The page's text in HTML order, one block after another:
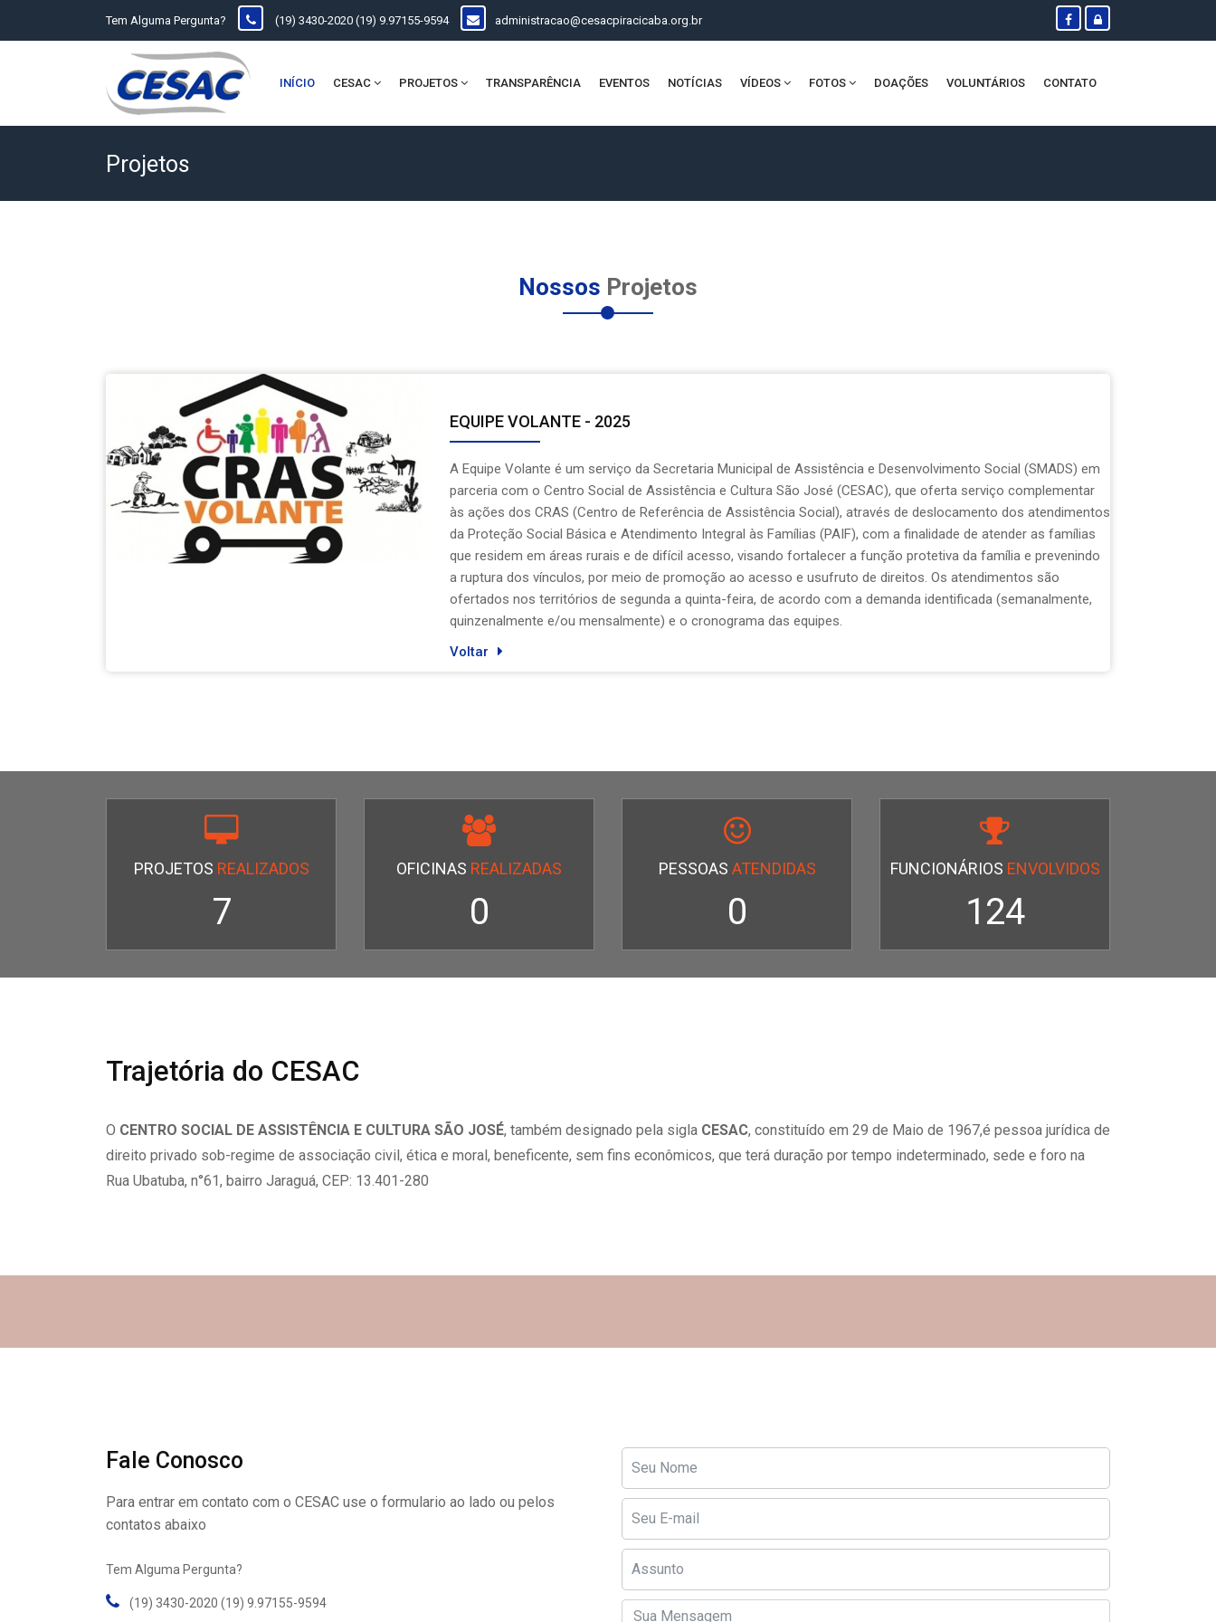
Tem Alguma Pergunta? (19) 3430-2020 (19) 9.97155-9594 administracao@cesacpiracicaba.org.br
INÍCIO CESAC PROJETOS TRANSPARÊNCIA EVENTOS NOTÍCIAS VÍDEOS FOTOS DOAÇÕES VOLUNTÁRIOS CONTATO
Projetos
Nossos Projetos
EQUIPE VOLANTE - 2025
A Equipe Volante é um serviço da Secretaria Municipal de Assistência e Desenvolvimento Social (SMADS) em
parceria com o Centro Social de Assistência e Cultura São José (CESAC), que oferta serviço complementar
às ações dos CRAS (Centro de Referência de Assistência Social), através de deslocamento dos atendimentos
da Proteção Social Básica e Atendimento Integral às Famílias (PAIF), com a finalidade de atender as famílias
que residem em áreas rurais e de difícil acesso, visando fortalecer a função protetiva da família e prevenindo
a ruptura dos vínculos, por meio de promoção ao acesso e usufruto de direitos. Os atendimentos são
ofertados nos territórios de segunda a quinta-feira, de acordo com a demanda identificada (semanalmente,
quinzenalmente e/ou mensalmente) e o cronograma das equipes.
Voltar
PROJETOS REALIZADOS
7
OFICINAS REALIZADAS
0
PESSOAS ATENDIDAS
0
FUNCIONÁRIOS ENVOLVIDOS
124
Trajetória do CESAC
O CENTRO SOCIAL DE ASSISTÊNCIA E CULTURA SÃO JOSÉ, também designado pela sigla CESAC, constituído em 29 de Maio de 1967,é pessoa jurídica de
direito privado sob-regime de associação civil, ética e moral, beneficente, sem fins econômicos, que terá duração por tempo indeterminado, sede e foro na
Rua Ubatuba, n°61, bairro Jaraguá, CEP: 13.401-280
Fale Conosco
Para entrar em contato com o CESAC use o formulario ao lado ou pelos
contatos abaixo
Tem Alguma Pergunta?
(19) 3430-2020 (19) 9.97155-9594